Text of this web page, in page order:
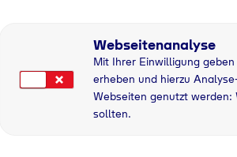
11 kg
Webseitenanalyse
Mit Ihrer Einwilligung
erheben und hierzu
Webseiten genutzt
sollten.